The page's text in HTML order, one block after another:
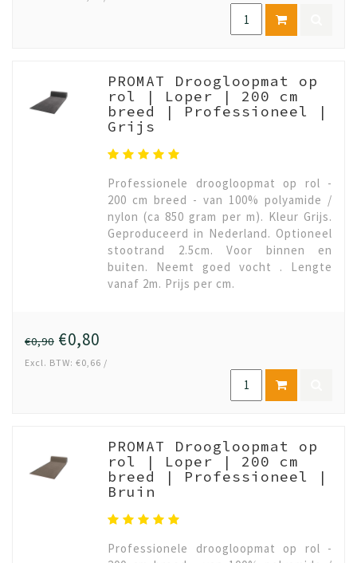
PROMAT Droogloopmat op
rol | Loper | 200 cm
breed | Professioneel |
Grijs
Professionele droogloopmat op rol -
200 cm breed - van 100% polyamide /
nylon (ca 850 gram per m). Kleur Grijs.
Geproduceerd in Nederland. Optioneel
stootrand 2.5cm. Voor binnen en
buiten. Neemt goed vocht . Lengte
vanaf 2m. Prijs per cm.
€0,90 €0,80
Excl. BTW: €0,66 /
PROMAT Droogloopmat op
rol | Loper | 200 cm
breed | Professioneel |
Bruin
Professionele droogloopmat op rol -